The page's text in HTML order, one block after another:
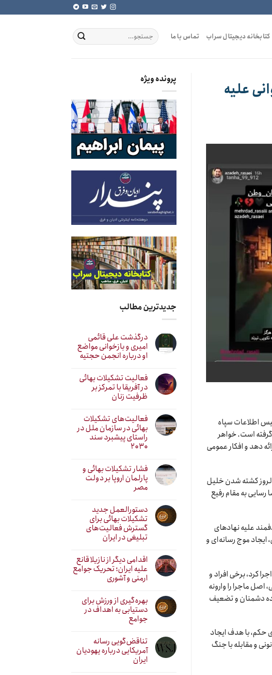
کتابخانه دیجیتال سراب تماس با ما
علیه
اطلاعات سپاه
است. خواهر
دهد و افکار عمومی
۱۴۰۱ و در جریان ناآرامی‌های سالروز کشته شدن خلیل
به مقام رفیع
علیه نهادهای
موج رسانه‌ای و
کرد، برخی افراد و
ماجرا را وارونه
دشمنان و تضعیف
حکم، با هدف ایجاد
و مقابله با جنگ
پرونده ویژه
جدیدترین مطالب
درگذشت علی قائمی
امیری و بازخوانی مواضع
او درباره انجمن حجتیه
فعالیت تشکیلات بهائی
در آفریقا با تمرکز بر
ظرفیت زنان
فعالیت‌های تشکیلات
بهائی در سازمان ملل در
راستای پیشبرد سند
۲۰۳۰
فشار تشکیلات بهائی و
پارلمان اروپا بر دولت
مصر
دستورالعمل جدید
تشکیلات بهائی برای
گسترش فعالیت‌های
تبلیغی در ایران
اقدامی دیگر از نازیلا قانع
علیه ایران؛ تحریک جوامع
ارمنی و آشوری
بهره‌گیری از ورزش برای
دستیابی به اهداف در
جوامع
تناقض‌گویی رسانه
آمریکایی درباره یهودیان
ایران